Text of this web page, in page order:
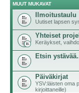
MUUT MUKAVAT
Ilmoitustaulu
Uutiset lapsen
Yhteiset
Keräykset,
Etsin
Päiväkirjat
YSV:läisten oma
kirjoittaneille)